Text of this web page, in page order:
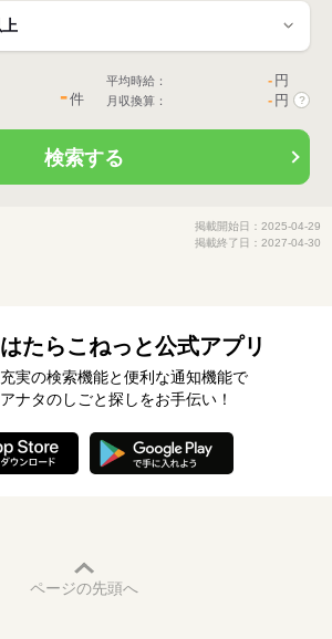
-件
平均時給： - 円
月収換算： - 円 ?
検索する
掲載開始日：2025-04-29
掲載終了日：2027-04-30
はたらこねっと公式アプリ
充実の検索機能と便利な通知機能で
アナタのしごと探しをお手伝い！
ページの先頭へ